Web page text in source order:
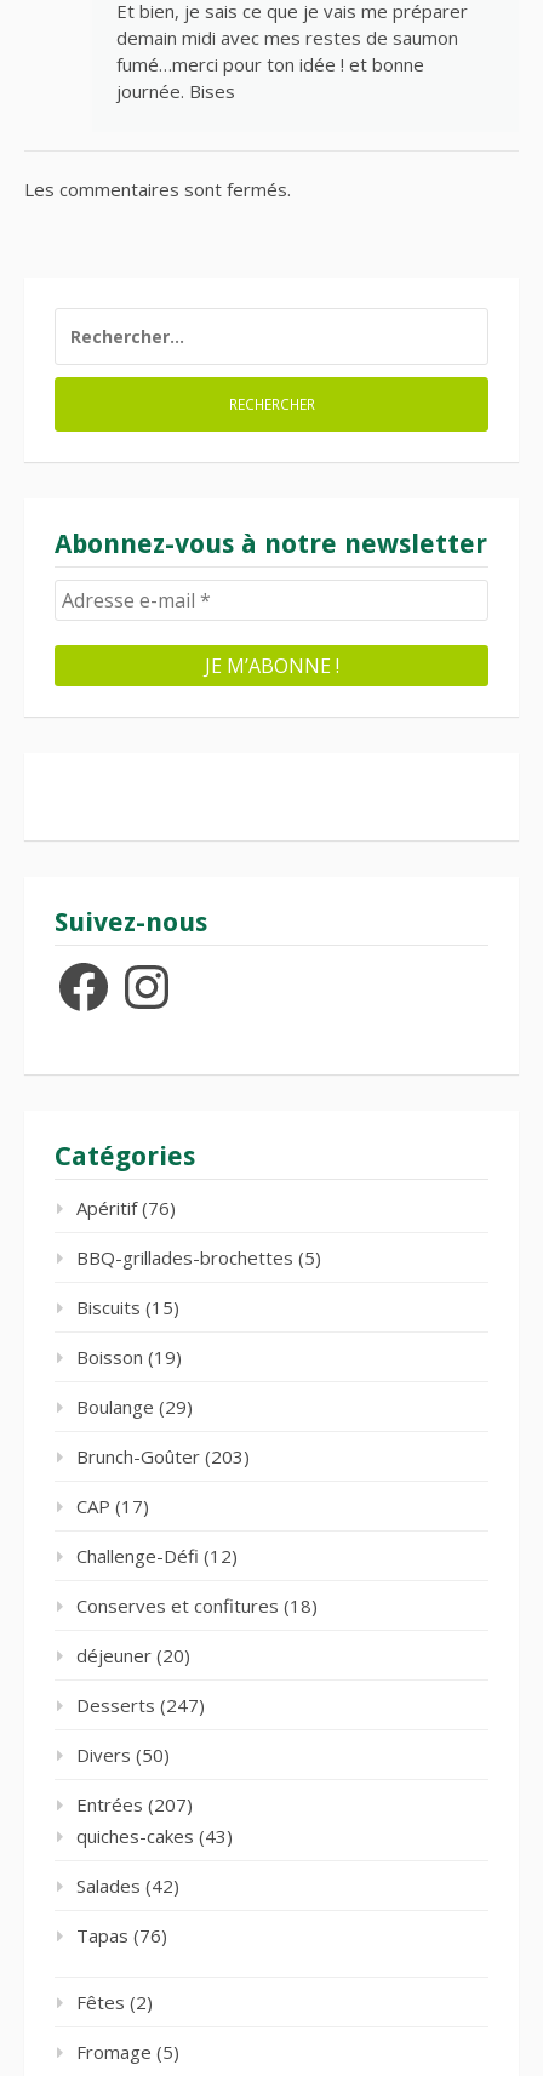
Et bien, je sais ce que je vais me préparer
demain midi avec mes restes de saumon
fumé…merci pour ton idée ! et bonne
journée. Bises
Les commentaires sont fermés.
Abonnez-vous à notre newsletter
Suivez-nous
FacebookInstagram
Catégories
Apéritif(76)
BBQ-grillades-brochettes (5)
Biscuits (15)
Boisson (19)
Boulange (29)
Brunch-Goûter (203)
CAP (17)
Challenge-Défi (12)
Conserves et confitures (18)
déjeuner (20)
Desserts (247)
Divers (50)
Entrées (207)
quiches-cakes (43)
Salades (42)
Tapas (76)
Fêtes (2)
Fromage (5)